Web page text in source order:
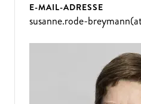
E-MAIL-ADRESSE
susanne.rode-